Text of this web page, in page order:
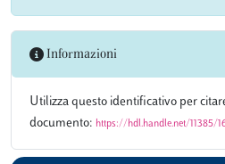
Informazioni
Utilizza questo identificativo per
documento: https://hdl.handle.net/11385/